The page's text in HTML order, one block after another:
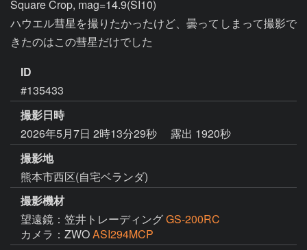
Square Crop, mag=14.9(SI10)
ハウエル彗星を撮りたかったけど、曇ってしまって撮影で
きたのはこの彗星だけでした
ID
#135433
撮影日時
2026年5月7日 2時13分29秒
露出 1920秒
撮影地
熊本市西区(自宅ベランダ)
撮影機材
望遠鏡：笠井トレーディングGS-200RC
カメラ：ZWOASI294MCP